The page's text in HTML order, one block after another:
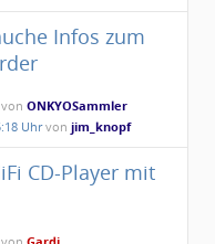
Infos zum
vonONKYOSammler
Uhrvonjim_knopf
CD-Player mit